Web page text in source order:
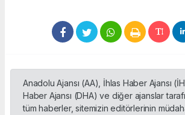
Anadolu Ajansı (AA), İhlas Haber Ajansı
Haber Ajansı (DHA) ve diğer ajanslar
tüm haberler, sitemizin editörlerinin